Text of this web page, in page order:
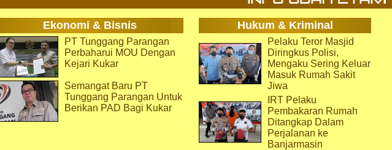
Ekonomi & Bisnis Hukum & Kriminal
PT Tunggang Parangan
Perbaharui MOU Dengan
Kejari Kukar
Semangat Baru PT
Tunggang Parangan Untuk
Berikan PAD Bagi Kukar
Pelaku Teror Masjid
Diringkus Polisi,
Mengaku Sering Keluar
Masuk Rumah Sakit
Jiwa
IRT Pelaku
Pembakaran Rumah
Ditangkap Dalam
Perjalanan ke
Banjarmasin